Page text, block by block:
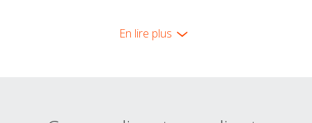
En lire plus